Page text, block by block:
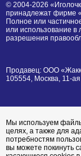
© 2004-2026
принадлежат фирме
Полное или
или использование
разрешения
Продавец: ООО
105554, Москва, 11-
Мы используем
целях, а также для
потребностям
вы можете покинуть